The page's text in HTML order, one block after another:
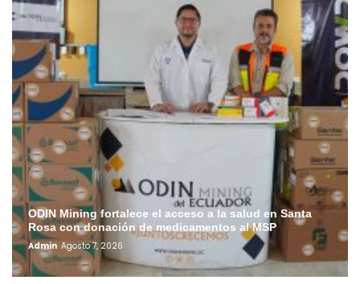
ODIN Mining fortalece el acceso a la salud en Santa
Rosa con donación de medicamentos al MSP
Admin Agosto 7, 2026